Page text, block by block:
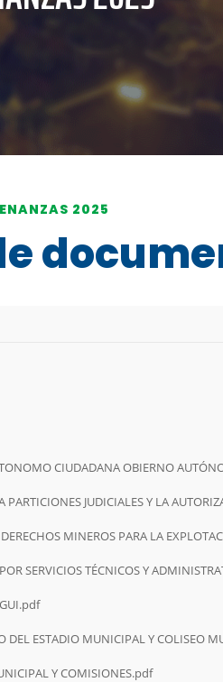
2025
MUNICIPAL DEL
JUDICIALES Y LA
MINEROS PARA LA
SERVICIOS TÉCNICOS Y
MUNICIPAL Y COLISEO MUNICIPAL Y
Y COMISIONES.pdf